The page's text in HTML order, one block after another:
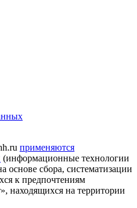
применяются
(информационные технологии
основе сбора, систематизации
к предпочтениям
находящихся на территории